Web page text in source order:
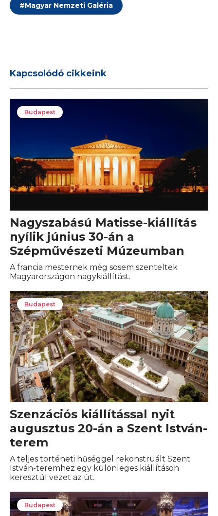
#Magyar Nemzeti Galéria
Kapcsolódó cikkeink
Budapest
Nagyszabású Matisse-kiállítás
nyílik június 30-án a
Szépművészeti Múzeumban
A francia mesternek még sosem szenteltek
Magyarországon nagykiállítást.
Budapest
Szenzációs kiállítással nyit
augusztus 20-án a Szent István-
terem
A teljes történeti hűséggel rekonstruált Szent
István-teremhez egy különleges kiállításon
keresztül vezet az út.
Budapest